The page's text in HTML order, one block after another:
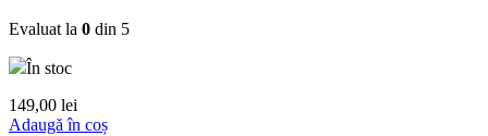
Evaluat la 0 din 5
În stoc
149,00 lei
Adaugă în coș